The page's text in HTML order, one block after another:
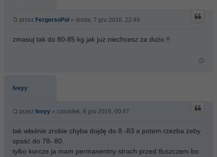
przez FergersoPol » środa, 7 gru 2016, 22:49
zmasuj tak do 80-85 kg jak juz niechcesz za dużo !!
Iveyy
przez Iveyy » czwartek, 8 gru 2016, 00:47
tak właśnie zrobie chyba dojdę do 8 -83 a potem rzezba zeby
spaść do 78- 80.
tylko kurcze ja mam permanentny strach przed tluszczem bo